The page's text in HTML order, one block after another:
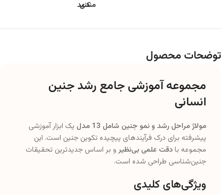
کنید
مندی
توضحات محصول
مجموعه آموزشی جامع رشد جنین
انسانی
مولاژ مراحل رشد و نمو جنین شامل 13 مدل
یک ابزار آموزشی
پیشرفته برای درک فرآیندهای پیچیده تکوین جنین است. این
مجموعه بادقت علمی بی‌نظیرو بر اساس جدیدترین تحقیقات
جنین‌شناسی طراحی شده است.
ویژگی‌های کلیدی